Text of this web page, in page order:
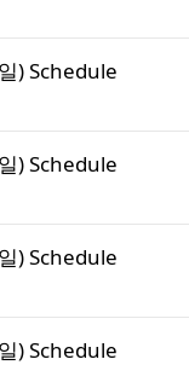
) Schedule
) Schedule
) Schedule
) Schedule